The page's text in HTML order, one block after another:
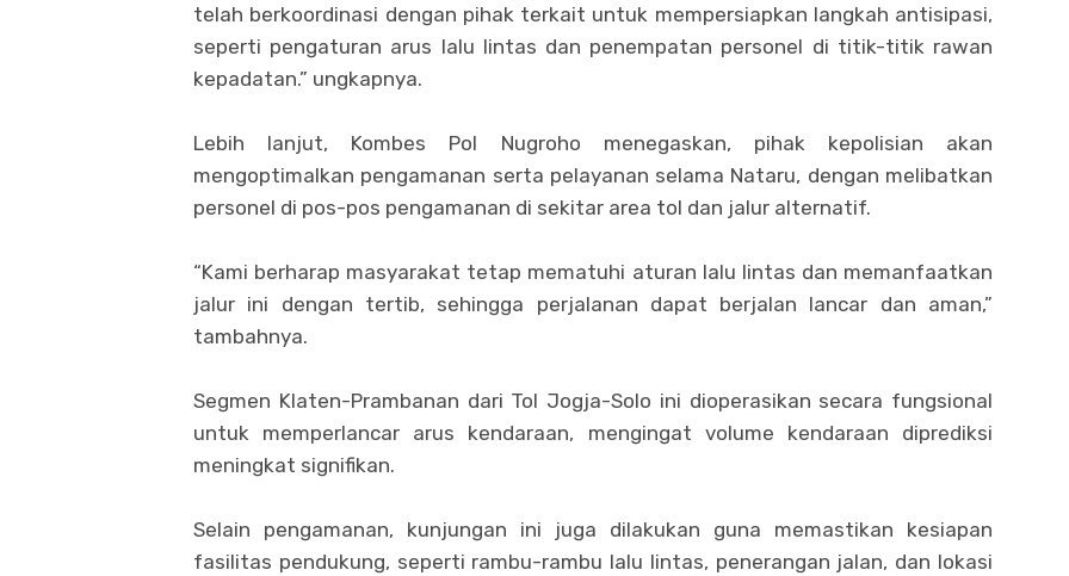
telah berkoordinasi dengan pihak terkait untuk mempersiapkan langkah antisipasi,
seperti pengaturan arus lalu lintas dan penempatan personel di titik-titik rawan
kepadatan.” ungkapnya.
Lebih lanjut, Kombes Pol Nugroho menegaskan, pihak kepolisian akan
mengoptimalkan pengamanan serta pelayanan selama Nataru, dengan melibatkan
personel di pos-pos pengamanan di sekitar area tol dan jalur alternatif.
“Kami berharap masyarakat tetap mematuhi aturan lalu lintas dan memanfaatkan
jalur ini dengan tertib, sehingga perjalanan dapat berjalan lancar dan aman,”
tambahnya.
Segmen Klaten-Prambanan dari Tol Jogja-Solo ini dioperasikan secara fungsional
untuk memperlancar arus kendaraan, mengingat volume kendaraan diprediksi
meningkat signifikan.
Selain pengamanan, kunjungan ini juga dilakukan guna memastikan kesiapan
fasilitas pendukung, seperti rambu-rambu lalu lintas, penerangan jalan, dan lokasi